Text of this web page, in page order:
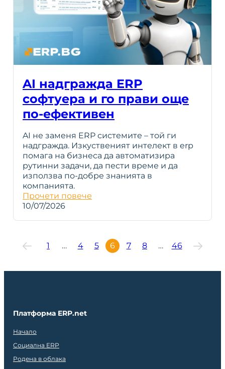
AI надгражда ERP
софтуера и го прави още
по-ефективен
AI не заменя ERP системите – той ги
надгражда. Изкуственият интелект в erp
помага на бизнеса да автоматизира
рутинни задачи, да пести време и да
използва по-добре знанията в
компанията.
Прочети повече
10/07/2026
1 … 4 5 6 7 8 … 46
Платформа ERP.net
Начало
Социална ERP
Родена в облака